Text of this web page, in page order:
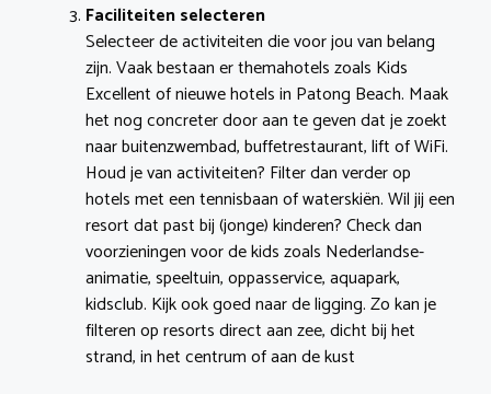
Faciliteiten selecteren
Selecteer de activiteiten die voor jou van belang
zijn. Vaak bestaan er themahotels zoals Kids
Excellent of nieuwe hotels in Patong Beach. Maak
het nog concreter door aan te geven dat je zoekt
naar buitenzwembad, buffetrestaurant, lift of WiFi.
Houd je van activiteiten? Filter dan verder op
hotels met een tennisbaan of waterskiën. Wil jij een
resort dat past bij (jonge) kinderen? Check dan
voorzieningen voor de kids zoals Nederlandse-
animatie, speeltuin, oppasservice, aquapark,
kidsclub. Kijk ook goed naar de ligging. Zo kan je
filteren op resorts direct aan zee, dicht bij het
strand, in het centrum of aan de kust